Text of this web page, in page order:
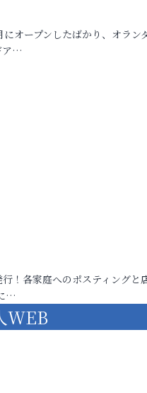
オープンしたばかり、オラン
ア…
！各家庭へのポスティングと
…
WEB